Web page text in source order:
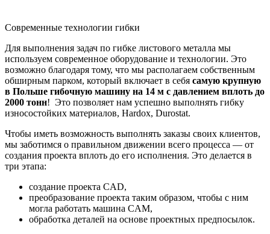
Современные технологии гибки
Для выполнения задач по гибке листового металла мы
используем современное оборудование и технологии. Это
возможно благодаря тому, что мы располагаем собственным
обширным парком, который включает в себя самую крупную
в Польше гибочную машину на 14 м с давлением вплоть до
2000 тонн! Это позволяет нам успешно выполнять гибку
износостойких материалов, Hardox, Durostat.
Чтобы иметь возможность выполнять заказы своих клиентов,
мы заботимся о правильном движении всего процесса — от
создания проекта вплоть до его исполнения. Это делается в
три этапа:
создание проекта CAD,
преобразование проекта таким образом, чтобы с ним
могла работать машина CAM,
обработка деталей на основе проектных предпосылок.